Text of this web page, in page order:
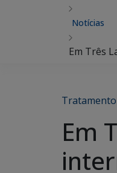
Notícias
Em Três
Em